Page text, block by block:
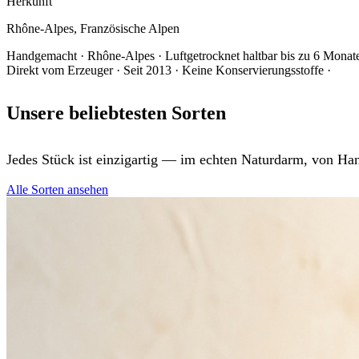
Rhône-Alpes, Französische Alpen
Handgemacht · Rhône-Alpes · Luftgetrocknet haltbar bis zu 6
Direkt vom Erzeuger · Seit 2013 · Keine Konservierungsstoffe ·
Unsere beliebtesten Sorten
Jedes Stück ist einzigartig — im echten Naturdarm, von
Alle Sorten ansehen